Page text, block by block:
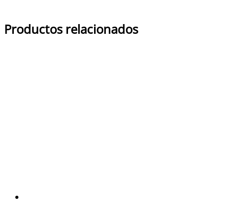
Productos relacionados